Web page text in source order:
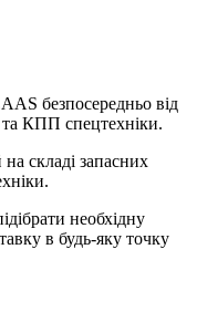
безпосередньо від
та КПП спецтехніки.
складі запасних
необхідну
в будь-яку точку